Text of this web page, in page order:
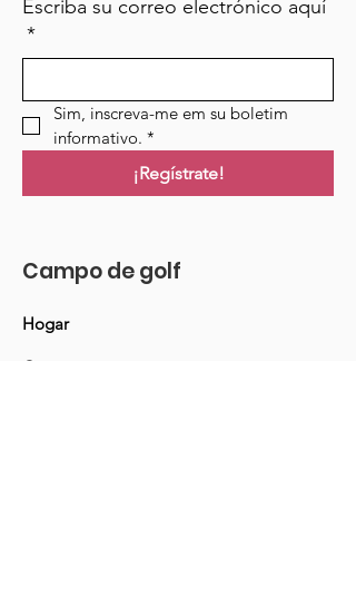
Escriba su correo electrónico aquí
*
Sim, inscreva-me em su boletim
informativo. *
¡Regístrate!
Campo de golf
Hogar
Cursos